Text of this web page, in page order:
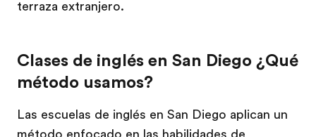
terraza extranjero.
Clases de inglés en San Diego ¿Qué
método usamos?
Las escuelas de inglés en San Diego aplican un
método enfocado en las habilidades de